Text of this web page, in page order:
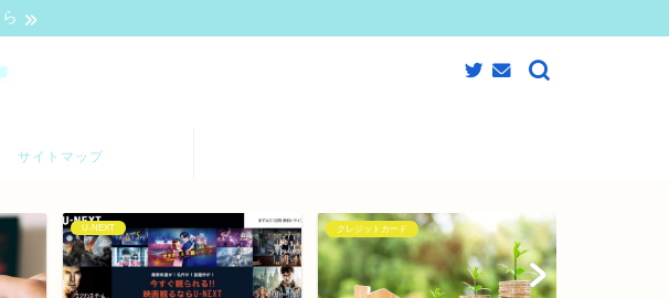
サイトマップ
クレジットカード クレジットカード